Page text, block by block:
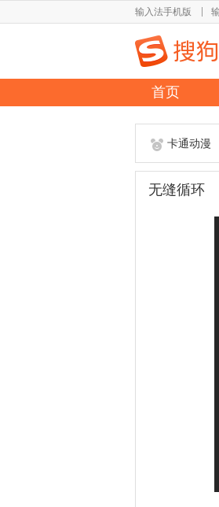
输入法手机版
首页
卡通动漫
无缝循环